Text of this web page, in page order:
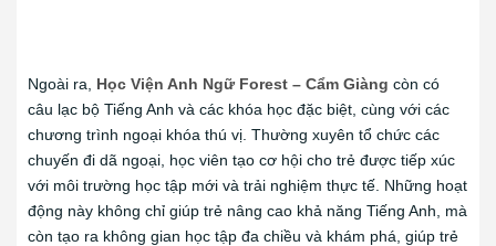
Ngoài ra, Học Viện Anh Ngữ Forest – Cẩm Giàng còn có
câu lạc bộ Tiếng Anh và các khóa học đặc biệt, cùng với các
chương trình ngoại khóa thú vị. Thường xuyên tổ chức các
chuyến đi dã ngoại, học viên tạo cơ hội cho trẻ được tiếp xúc
với môi trường học tập mới và trải nghiệm thực tế. Những hoạt
động này không chỉ giúp trẻ nâng cao khả năng Tiếng Anh, mà
còn tạo ra không gian học tập đa chiều và khám phá, giúp trẻ